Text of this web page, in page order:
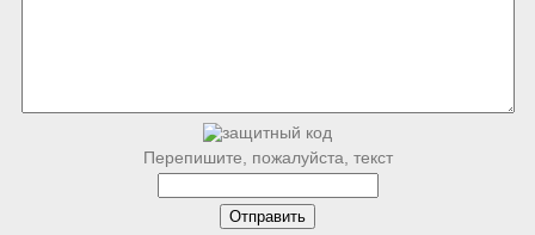
Перепишите, пожалуйста, текст